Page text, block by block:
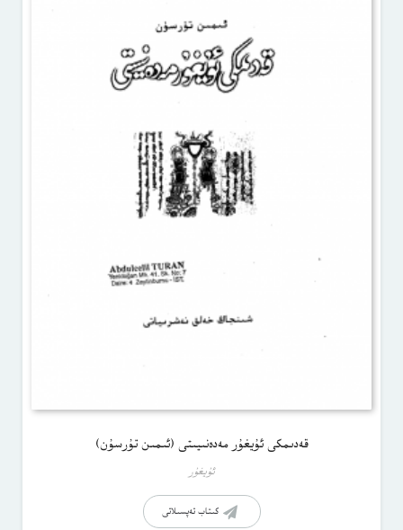
قەدىمكى ئۇيغۇر مەدەنىيىتى (ئىمىن تۇرسۇن)
ئۇيغۇر
كىتاب تەپسىلاتى